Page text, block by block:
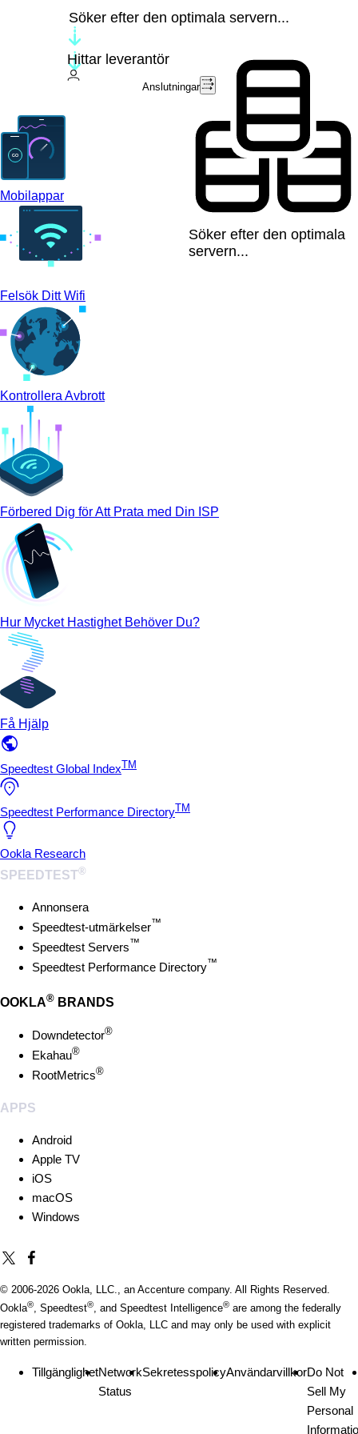
Söker efter den optimala servern...
Hittar leverantör
Söker efter den optimala
servern...
Anslutningar
Mobilappar
Felsök Ditt Wifi
Kontrollera Avbrott
Förbered Dig för Att Prata med Din ISP
Hur Mycket Hastighet Behöver Du?
Få Hjälp
Speedtest Global Index TM
Speedtest Performance Directory TM
Ookla Research
SPEEDTEST®
Annonsera
Speedtest-utmärkelser™
Speedtest Servers™
Speedtest Performance Directory™
OOKLA® BRANDS
Downdetector®
Ekahau®
RootMetrics®
APPS
Android
Apple TV
iOS
macOS
Windows
© 2006-2026 Ookla, LLC., an Accenture company. All Rights Reserved.
Ookla®, Speedtest®, and Speedtest Intelligence® are among the federally
registered trademarks of Ookla, LLC and may only be used with explicit
written permission.
TillgänglighetNetwork
Status
SekretesspolicyAnvändarvillkorDo Not
Sell My
Personal